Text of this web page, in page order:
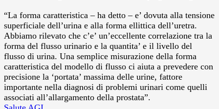
“La forma caratteristica – ha detto – e’ dovuta alla tensione
superficiale dell’urina e alla forma ellittica dell’uretra.
Abbiamo rilevato che c’e’ un’eccellente correlazione tra la
forma del flusso urinario e la quantita’ e il livello del
flusso di urina. Una semplice misurazione della forma
caratteristica del modello di flusso ci aiuta a prevedere con
precisione la ‘portata’ massima delle urine, fattore
importante nella diagnosi di problemi urinari come quelli
associati all’allargamento della prostata”.